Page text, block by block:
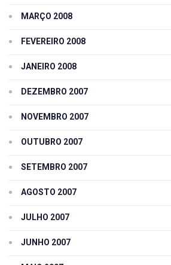
MARÇO 2008
FEVEREIRO 2008
JANEIRO 2008
DEZEMBRO 2007
NOVEMBRO 2007
OUTUBRO 2007
SETEMBRO 2007
AGOSTO 2007
JULHO 2007
JUNHO 2007